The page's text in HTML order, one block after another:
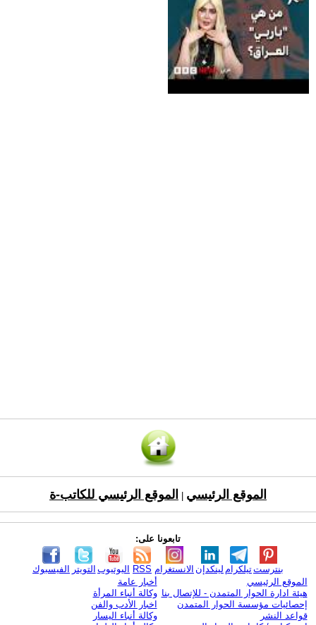
الموقع الرئيسي الموقع الرئيسي للكاتب-ة
تابعونا على:
الفيسبوك التويتر اليوتيوب RSS الانستغرام لينكدإن تيلكرامبنترست
الموقع الرئيسي
هيئة ادارة الحوار المتمدن - للإتصال بنا
إحصائيات مؤسسة الحوار المتمدن
قواعد النشر
أخبار عامة
وكالة أنباء المرأة
اخبار الأدب والفن
وكالة أنباء اليسار